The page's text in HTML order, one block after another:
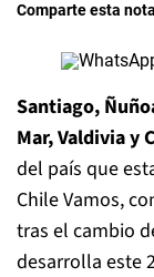
Comparte esta
Santiago,
Mar, Valdivia y
del país que
Chile Vamos,
tras el cambio
desarrolla este